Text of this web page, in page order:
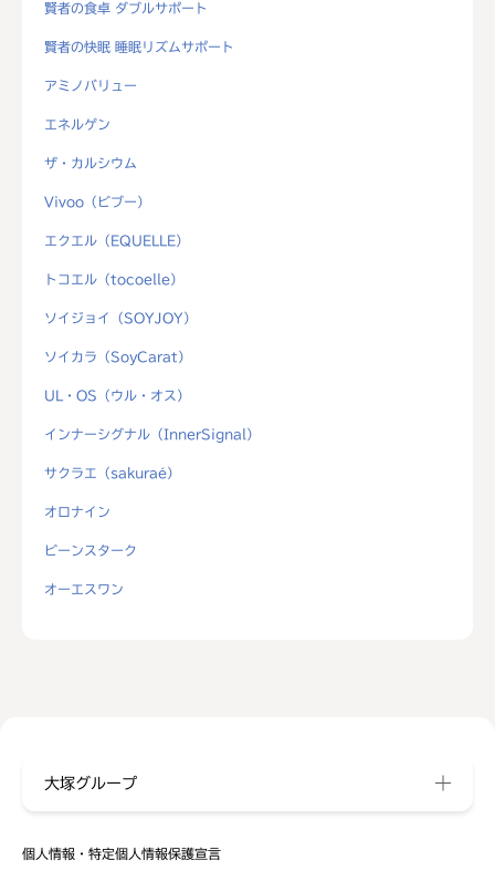
賢者の食卓 ダブルサポート
賢者の快眠 睡眠リズムサポート
アミノバリュー
エネルゲン
ザ・カルシウム
Vivoo（ビブー）
エクエル（EQUELLE）
トコエル（tocoelle）
ソイジョイ（SOYJOY）
ソイカラ（SoyCarat）
UL・OS（ウル・オス）
インナーシグナル（InnerSignal）
サクラエ（sakuraé）
オロナイン
ビーンスターク
オーエスワン
個人情報・特定個人情報保護宣言
大塚グループ